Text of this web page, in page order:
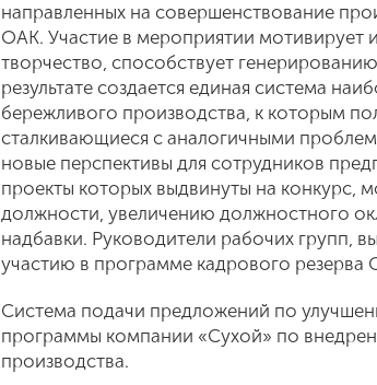
направленных на совершенствование
ОАК. Участие в мероприятии мотивирует
творчество, способствует
результате создается единая система
бережливого производства, к которым
сталкивающиеся с аналогичными
новые перспективы для сотрудников
проекты которых выдвинуты на конкурс,
должности, увеличению должностного
надбавки. Руководители рабочих групп,
участию в программе кадрового резерва
Система подачи предложений по
программы компании «Сухой» по
производства.